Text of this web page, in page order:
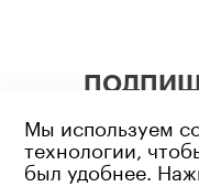
Мы используем
технологии,
был удобнее.